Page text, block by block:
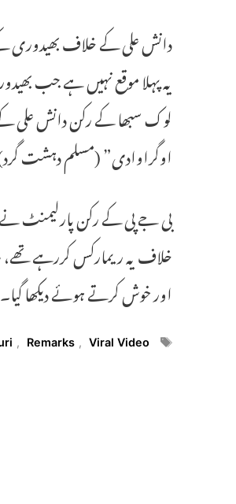
دانش علی کے خلاف بھیدوری
لوک سبھا کے رکن دانش علی
اوگراوادی” (مسلم دہشت
بی جے پی کے رکن پارلیمنٹ نے
خلاف یہ ریمارکس کررہے تھے،
اور خوش کرتے ہوئے دیکھا گیا۔
Tags
, Remarks , Viral Video